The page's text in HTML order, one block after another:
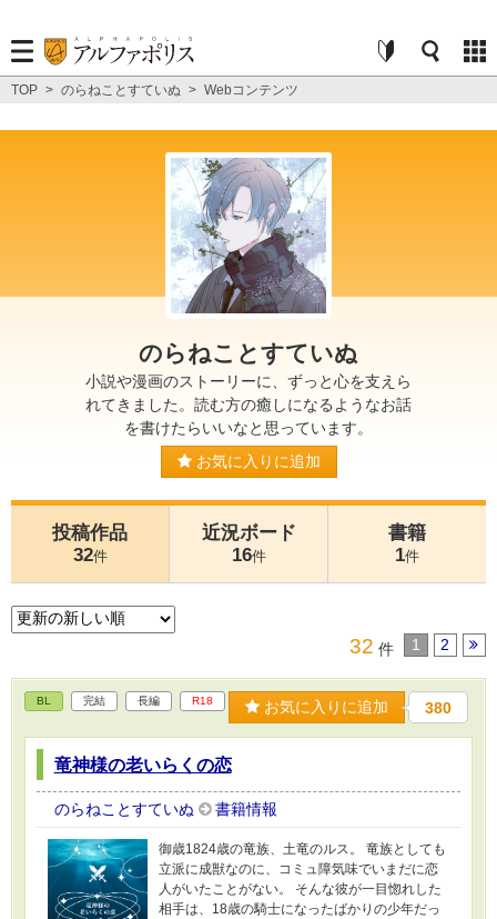
TOP > のらねことすていぬ > Webコンテンツ
のらねことすていぬ
小説や漫画のストーリーに、ずっと心を支えら
れてきました。読む方の癒しになるようなお話
を書けたらいいなと思っています。
お気に入りに追加
投稿作品
32件
近況ボード
16件
書籍
1件
32 件 1 2
BL 完結 長編 R18 お気に入りに追加 380
竜神様の老いらくの恋
のらねことすていぬ 書籍情報
御歳1824歳の竜族、土竜のルス。 竜族としても
立派に成獣なのに、コミュ障気味でいまだに恋
人がいたことがない。 そんな彼が一目惚れした
相手は、18歳の騎士になったばかりの少年だっ